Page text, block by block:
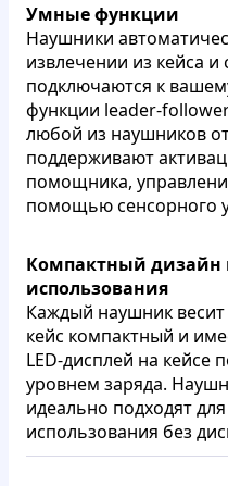
Умные функции
Наушники
извлечении из кейса и
подключаются к
функции leader-
любой из наушников
поддерживают
помощника,
помощью сенсорного
Компактный дизайн
использования
Каждый наушник весит
кейс компактный и
LED-дисплей на кейсе
уровнем заряда.
идеально подходят
использования без